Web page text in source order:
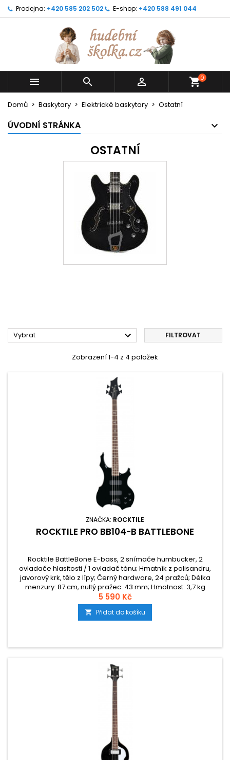
Prodejna: +420 585 202 502 E-shop: +420 588 491 044
   shopping_cart0
Domů Baskytary Elektrické baskytary Ostatní
ÚVODNÍ STRÁNKA
OSTATNÍ
Vybrat  FILTROVAT
Zobrazení 1-4 z 4 položek
ZNAČKA: ROCKTILE
ROCKTILE PRO BB104-B BATTLEBONE
Rocktile BattleBone E-bass, 2 snímače humbucker, 2
ovladače hlasitosti / 1 ovladač tónu; Hmatník z palisandru,
javorový krk, tělo z lípy; Černý hardware, 24 pražců; Délka
menzury: 87 cm, nultý pražec: 43 mm; Hmotnost: 3,7 kg
5 590 Kč
 Přidat do košíku